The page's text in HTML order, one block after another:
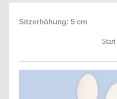
Sitzerhöhung: 5 cm
Start